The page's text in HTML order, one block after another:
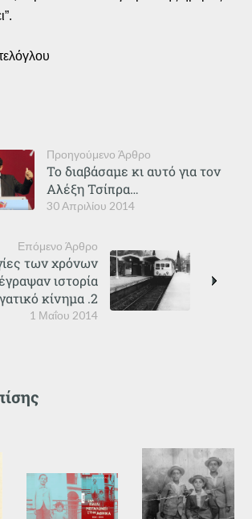
Προηγούμενο Άρθρο
30 Απριλίου 2014
Το διαβάσαμε κι αυτό για τον
Αλέξη Τσίπρα…
Επόμενο Άρθρο
1 Μαΐου 2014
των χρόνων
ιστορία
κίνημα .2